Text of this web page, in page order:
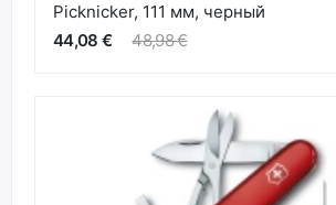
Picknicker, 111 мм, черный
44,08 €
48,98 €